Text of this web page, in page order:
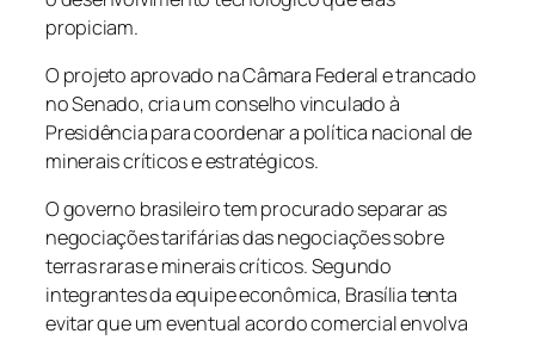
propiciam.
O projeto aprovado na Câmara Federal e trancado
no Senado, cria um conselho vinculado à
Presidência para coordenar a política nacional de
minerais críticos e estratégicos.
O governo brasileiro tem procurado separar as
negociações tarifárias das negociações sobre
terras raras e minerais críticos. Segundo
integrantes da equipe econômica, Brasília tenta
evitar que um eventual acordo comercial envolva